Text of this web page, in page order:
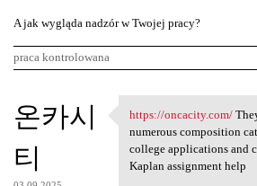
A jak wygląda nadzór w Twojej pracy?
praca kontrolowana
K
o
m
온카시
티
https://
https://oncacity.com/
numerous composition
college applications and
Kaplan assignment help